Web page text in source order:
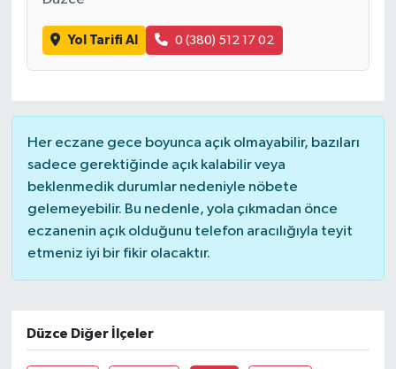
Yol Tarifi Al 0 (380) 512 17 02
Her eczane gece boyunca açık olmayabilir, bazıları
sadece gerektiğinde açık kalabilir veya
beklenmedik durumlar nedeniyle nöbete
gelemeyebilir. Bu nedenle, yola çıkmadan önce
eczanenin açık olduğunu telefon aracılığıyla teyit
etmeniz iyi bir fikir olacaktır.
Düzce Diğer İlçeler
Yurttan